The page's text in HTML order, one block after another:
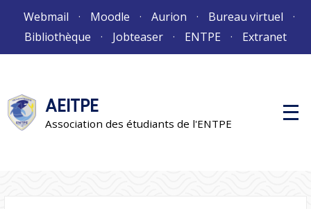
Webmail Moodle Aurion
Bureau virtuel
Bibliothèque
Jobteaser ENTPE Extranet
AEITPE
Association des étudiants de l'ENTPE
M
e